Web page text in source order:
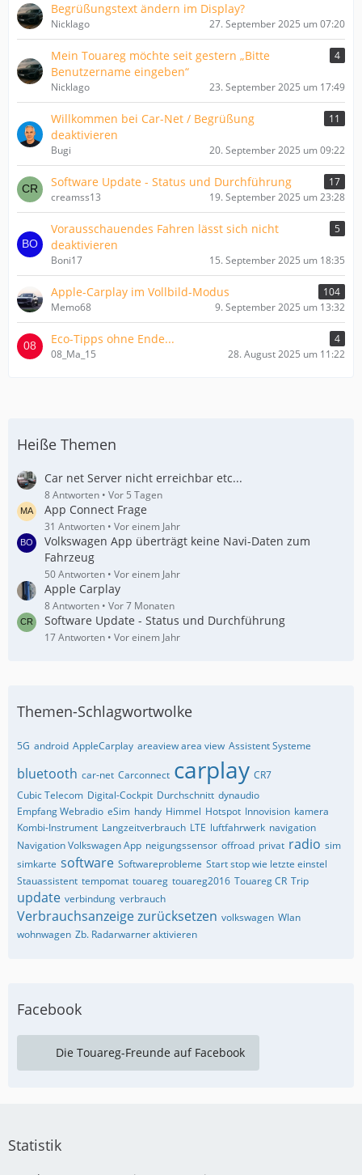
Begrüßungstext ändern im Display?
Nicklago 27. September 2025 um 07:20
Mein Touareg möchte seit gestern „Bitte
Benutzername eingeben“
4
Nicklago 23. September 2025 um 17:49
Willkommen bei Car-Net / Begrüßung
deaktivieren
11
Bugi 20. September 2025 um 09:22
Software Update - Status und Durchführung
17
creamss13
19. September 2025 um 23:28
Vorausschauendes Fahren lässt sich nicht
deaktivieren
5
Boni17 15. September 2025 um 18:35
Apple-Carplay im Vollbild-Modus
104
Memo68
9. September 2025 um 13:32
Eco-Tipps ohne Ende...
4
08_Ma_15
28. August 2025 um 11:22
Heiße Themen
Car net Server nicht erreichbar etc...
8 Antworten Vor 5 Tagen
App Connect Frage
31 Antworten Vor einem Jahr
Volkswagen App überträgt keine Navi-Daten zum
Fahrzeug
50 Antworten Vor einem Jahr
Apple Carplay
8 Antworten Vor 7 Monaten
Software Update - Status und Durchführung
17 Antworten Vor einem Jahr
Themen-Schlagwortwolke
5G android AppleCarplay areaview area view Assistent Systeme
bluetooth car-net Carconnect carplay CR7
Cubic Telecom Digital-Cockpit Durchschnitt dynaudio
Empfang Webradio eSim handy Himmel Hotspot Innovision kamera
Kombi-Instrument Langzeitverbrauch LTE luftfahrwerk navigation
Navigation Volkswagen App neigungssensor offroad privat radio sim
simkarte software Softwareprobleme Start stop wie letzte einstel
Stauassistent tempomat touareg touareg2016 Touareg CR Trip
update verbindung verbrauch
Verbrauchsanzeige zurücksetzen volkswagen Wlan
wohnwagen Zb. Radarwarner aktivieren
Facebook
Die Touareg-Freunde auf Facebook
Statistik